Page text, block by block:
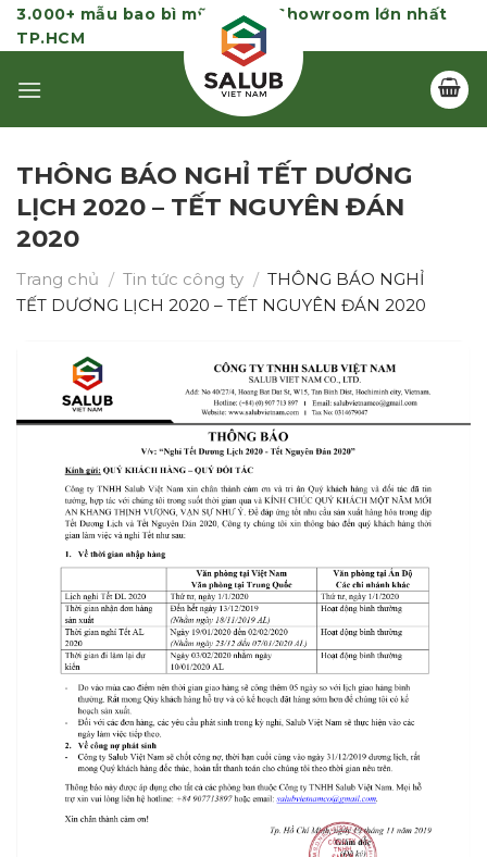
Skip
to
3.000+ mẫu bao bì mỹ phẩm | Showroom lớn nhất
TP.HCM
THÔNG BÁO NGHỈ TẾT DƯƠNG
LỊCH 2020 – TẾT NGUYÊN ĐÁN
2020
Trang chủ / Tin tức công ty / THÔNG BÁO NGHỈ
TẾT DƯƠNG LỊCH 2020 – TẾT NGUYÊN ĐÁN 2020